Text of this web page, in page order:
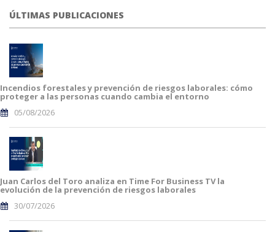
ÚLTIMAS PUBLICACIONES
Incendios forestales y prevención de riesgos laborales: cómo
proteger a las personas cuando cambia el entorno
05/08/2026
Juan Carlos del Toro analiza en Time For Business TV la
evolución de la prevención de riesgos laborales
30/07/2026